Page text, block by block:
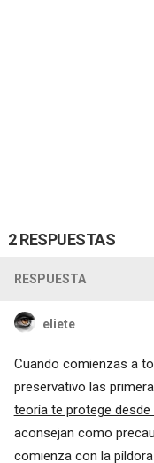
2 RESPUESTAS
RESPUESTA
eliete
Cuando comienzas a
preservativo las
teoría te protege
aconsejan como
comienza con la